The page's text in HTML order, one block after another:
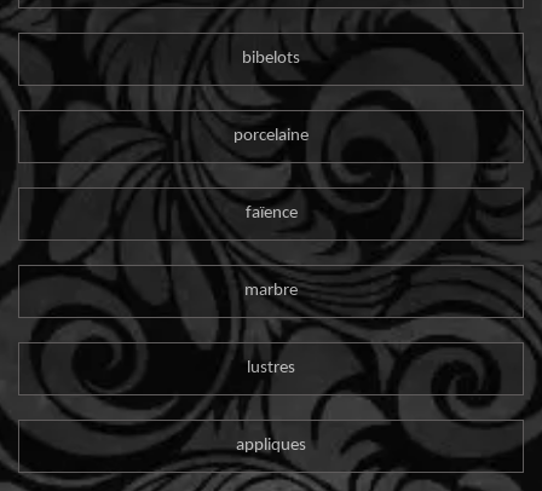
bibelots
porcelaine
faïence
marbre
lustres
appliques